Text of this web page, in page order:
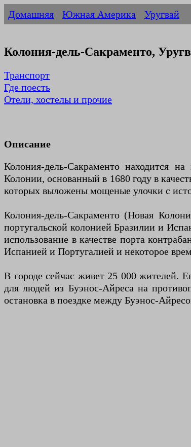
Домашняя Южная Америка Уругвай
Колония-дель-Сакраменто,
Транспорт
Где поесть
Отели, хостелы и прочие
Описание
Колония-дель-Сакраменто находится
Колонии, основанный в 1680 году в
которых выложены мощеные улочки с
Колония-дель-Сакраменто (Новая
португальской колонией Бразилии и
использование в качестве порта
Испанией и Португалией и некоторое
В городе сейчас живет 25 000 жителей.
для людей из Буэнос-Айреса на
остановка в поездке между Буэнос-